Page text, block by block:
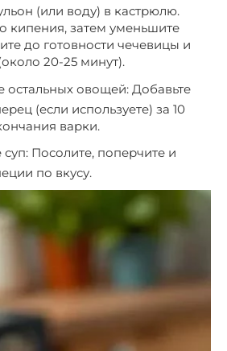
(или воду) в кастрюлю.
кипения, затем уменьшите
до готовности чечевицы и
20-25 минут).
остальных овощей: Добавьте
(если используете) за 10
варки.
Посолите, поперчите и
по вкусу.